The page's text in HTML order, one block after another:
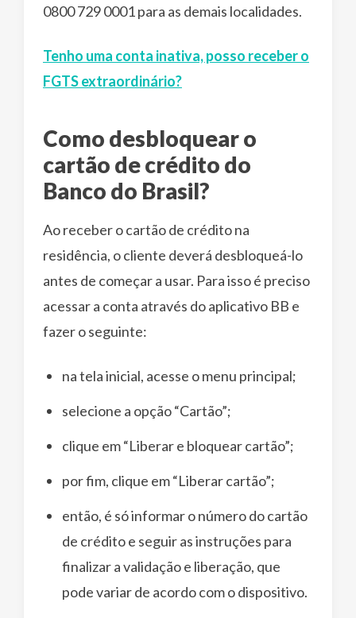
0800 729 0001 para as demais localidades.
Tenho uma conta inativa, posso receber o
FGTS extraordinário?
Como desbloquear o
cartão de crédito do
Banco do Brasil?
Ao receber o cartão de crédito na
residência, o cliente deverá desbloqueá-lo
antes de começar a usar. Para isso é preciso
acessar a conta através do aplicativo BB e
fazer o seguinte:
na tela inicial, acesse o menu principal;
selecione a opção “Cartão”;
clique em “Liberar e bloquear cartão”;
por fim, clique em “Liberar cartão”;
então, é só informar o número do cartão
de crédito e seguir as instruções para
finalizar a validação e liberação, que
pode variar de acordo com o dispositivo.